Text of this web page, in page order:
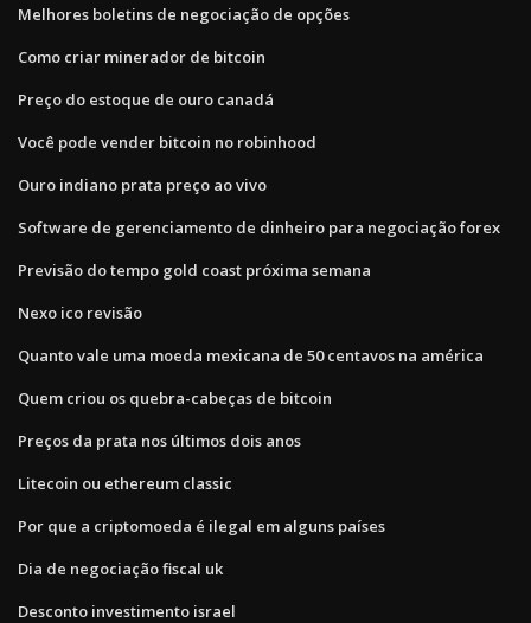
Melhores boletins de negociação de opções
Como criar minerador de bitcoin
Preço do estoque de ouro canadá
Você pode vender bitcoin no robinhood
Ouro indiano prata preço ao vivo
Software de gerenciamento de dinheiro para negociação forex
Previsão do tempo gold coast próxima semana
Nexo ico revisão
Quanto vale uma moeda mexicana de 50 centavos na américa
Quem criou os quebra-cabeças de bitcoin
Preços da prata nos últimos dois anos
Litecoin ou ethereum classic
Por que a criptomoeda é ilegal em alguns países
Dia de negociação fiscal uk
Desconto investimento israel